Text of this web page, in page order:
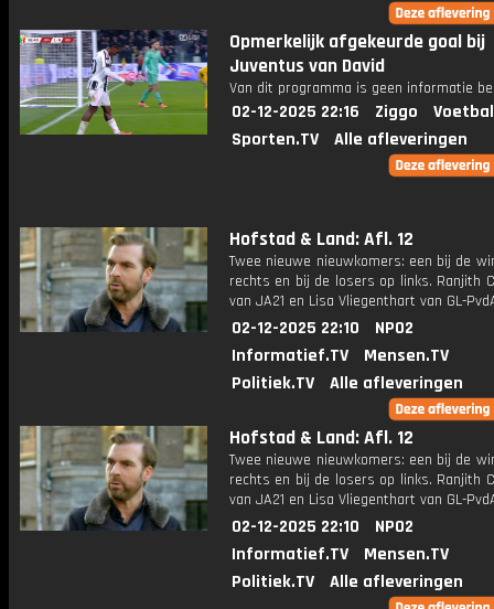
Opmerkelijk afgekeurde goal bij
Juventus van David
Van dit programma is geen informatie
02-12-2025 22:16 Ziggo
Sporten.TV
Alle afleveringen
Hofstad & Land: Afl. 12
Twee nieuwe nieuwkomers: een bij de
rechts en bij de losers op links. Ranjith
van JA21 en Lisa Vliegenthart van GL-
02-12-2025 22:10
NPO2
Informatief.TV
Mensen.TV
Politiek.TV
Alle afleveringen
Hofstad & Land: Afl. 12
Twee nieuwe nieuwkomers: een bij de
rechts en bij de losers op links. Ranjith
van JA21 en Lisa Vliegenthart van GL-
02-12-2025 22:10
NPO2
Informatief.TV
Mensen.TV
Politiek.TV
Alle afleveringen